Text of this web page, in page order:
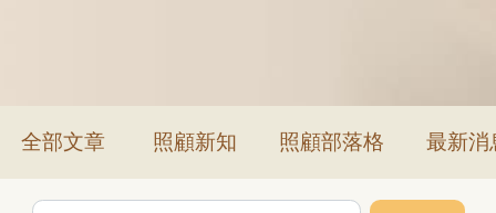
全部文章 照顧新知 照顧部落格 最新消